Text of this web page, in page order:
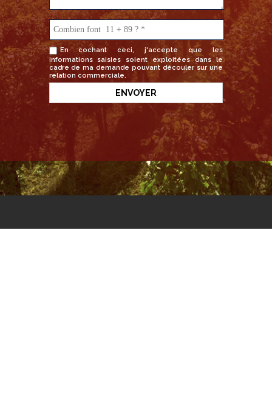
En cochant ceci, j'accepte que les
informations saisies soient exploitées dans le
cadre de ma demande pouvant découler sur une
relation commerciale.